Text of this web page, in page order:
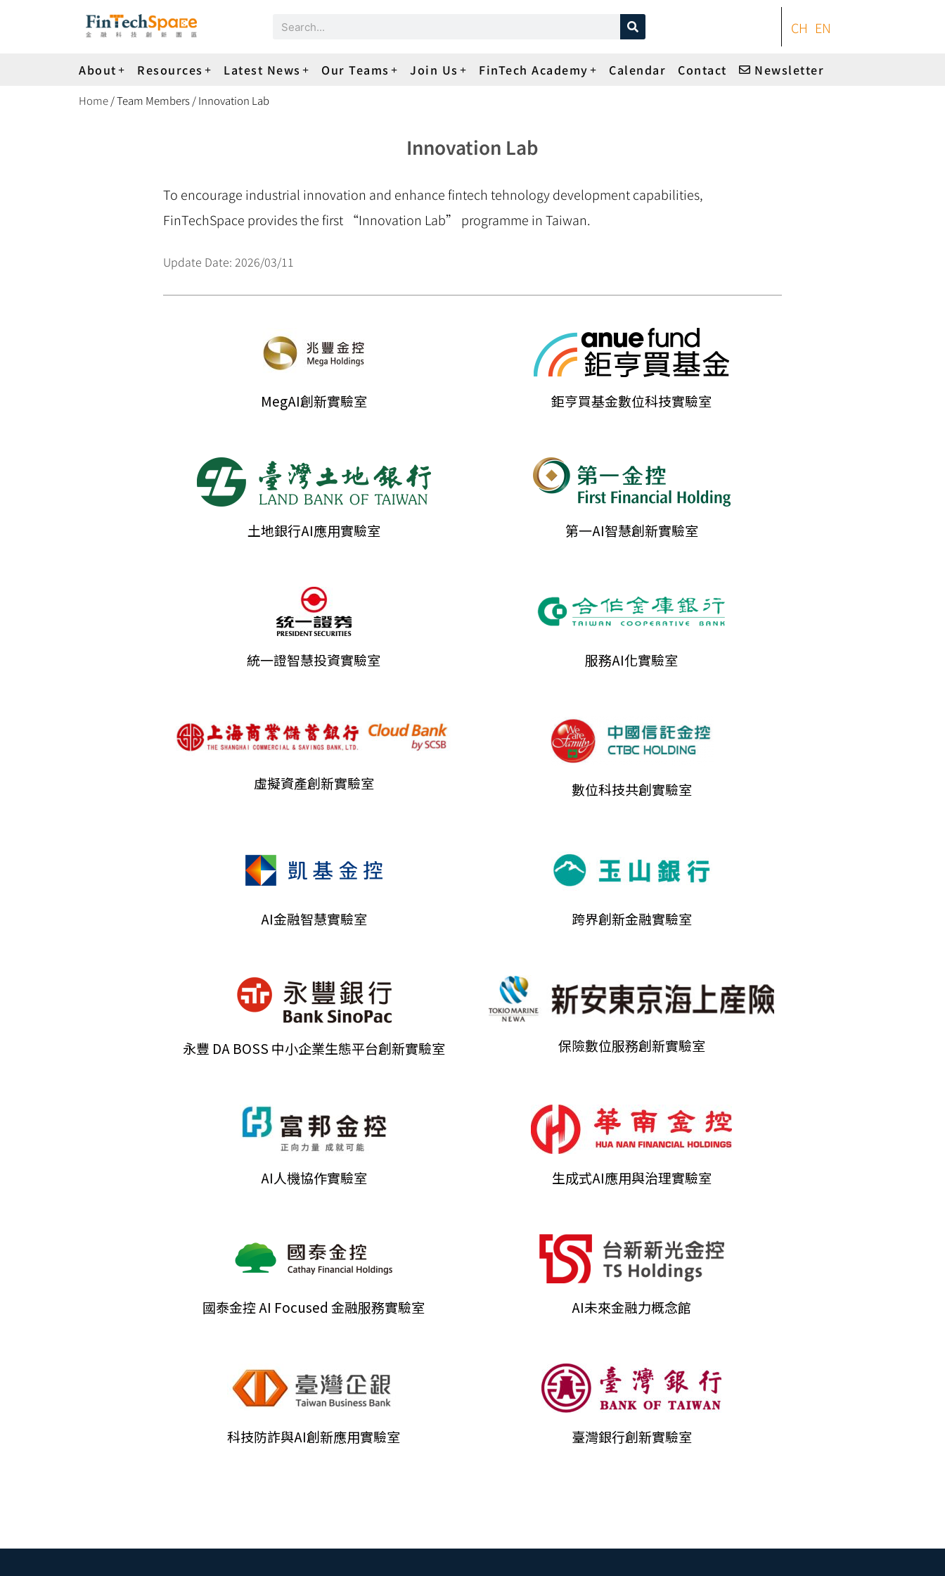
CH EN
About Resources Latest News Our Teams Join Us FinTech Academy Calendar Contact Newsletter
Home/ Team Members / Innovation Lab
Innovation Lab
To encourage industrial innovation and enhance fintech tehnology development capabilities,
FinTechSpace provides the first “Innovation Lab” programme in Taiwan.
Update Date: 2026/03/11
MegAI創新實驗室 鉅亨買基金數位科技實驗室
土地銀行AI應用實驗室 第一AI智慧創新實驗室
統一證智慧投資實驗室 服務AI化實驗室
虛擬資產創新實驗室 數位科技共創實驗室
AI金融智慧實驗室 跨界創新金融實驗室
永豐 DA BOSS 中小企業生態平台創新實驗室 保險數位服務創新實驗室
AI人機協作實驗室 生成式AI應用與治理實驗室
國泰金控 AI Focused 金融服務實驗室 AI未來金融力概念館
科技防詐與AI創新應用實驗室 臺灣銀行創新實驗室